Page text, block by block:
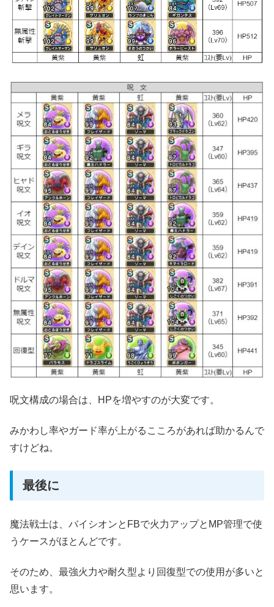
呪文構成の場合は、HPを増やすのが大変です。
みかわし率やガード率が上がるこころがあれば助かるんで
すけどね。
最後に
魔法戦士は、バイシオンとFBで火力アップとMP管理で使
うケースがほとんどです。
そのため、最強火力や耐久型より回復型での使用が多いと
思います。